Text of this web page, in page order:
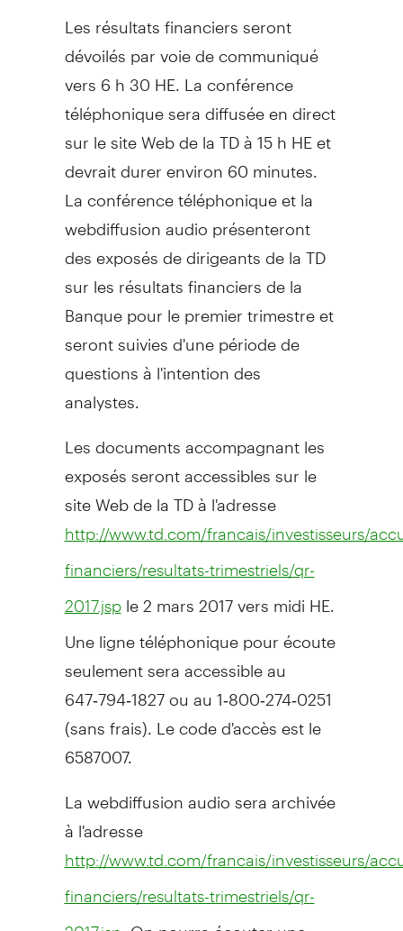
Les résultats financiers seront
dévoilés par voie de communiqué
vers 6 h 30 HE. La conférence
téléphonique sera diffusée en direct
sur le site Web de la TD à 15 h HE et
devrait durer environ 60 minutes.
La conférence téléphonique et la
webdiffusion audio présenteront
des exposés de dirigeants de la TD
sur les résultats financiers de la
Banque pour le premier trimestre et
seront suivies d'une période de
questions à l'intention des
analystes.
Les documents accompagnant les
exposés seront accessibles sur le
site Web de la TD à l'adresse
http://www.td.com/francais/investisseurs/
financiers/resultats-trimestriels/qr-
2017.jsple 2 mars 2017 vers midi HE.
Une ligne téléphonique pour écoute
seulement sera accessible au
647‑794‑1827 ou au 1‑800‑274‑0251
(sans frais). Le code d'accès est le
6587007.
La webdiffusion audio sera archivée
à l'adresse
http://www.td.com/francais/investisseurs/
financiers/resultats-trimestriels/qr-